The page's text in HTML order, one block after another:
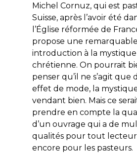
Michel Cornuz, qui est
Suisse, après l’avoir été
l’Église réformée de
propose une remarquable
introduction à la mystique
chrétienne. On pourrait
penser qu’il ne s’agit que
effet de mode, la
vendant bien. Mais ce
prendre en compte la
d’un ouvrage qui a de
qualités pour tout
encore pour les pasteurs.